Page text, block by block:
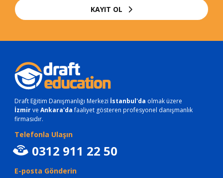
KAYIT OL
Draft Eğitim Danışmanlığı Merkezi İstanbul'da olmak üzere
İzmirve Ankara'dafaaliyet gösteren profesyonel danışmanlık
firmasıdır.
Telefonla Ulaşın
0312 911 22 50
E-posta Gönderin